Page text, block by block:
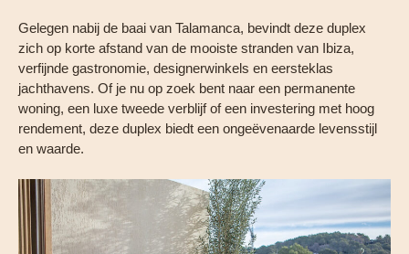
Gelegen nabij de baai van Talamanca, bevindt deze duplex
zich op korte afstand van de mooiste stranden van Ibiza,
verfijnde gastronomie, designerwinkels en eersteklas
jachthavens. Of je nu op zoek bent naar een permanente
woning, een luxe tweede verblijf of een investering met hoog
rendement, deze duplex biedt een ongeëvenaarde levensstijl
en waarde.